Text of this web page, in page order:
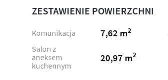
ZESTAWIENIE POWIERZCHNI
Komunikacja 7,62 m2
Salon z
aneksem
kuchennym
20,97 m2